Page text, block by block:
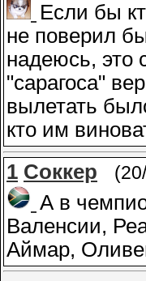
Если бы
не поверил
надеюсь, это
"сарагоса"
вылетать
кто им
1 Соккер
А в
Валенсии,
Аймар,